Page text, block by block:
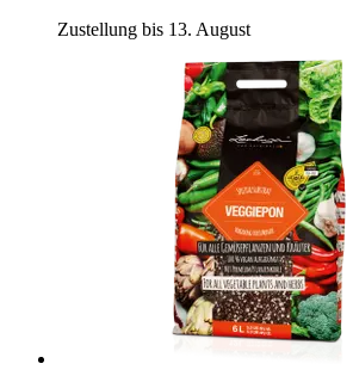
Zustellung bis 13. August